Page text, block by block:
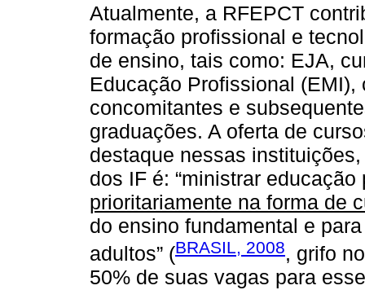
Atualmente, a RFEPCT
formação profissional e
de ensino, tais como: EJA,
Educação Profissional
concomitantes e
graduações. A oferta de
destaque nessas
dos IF é: “ministrar
prioritariamente na forma de
do ensino fundamental e
adultos” (BRASIL, 2008, grifo
50% de suas vagas para